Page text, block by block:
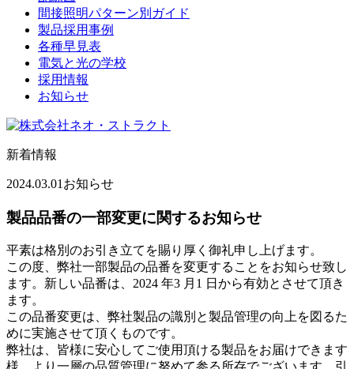
間接照明パターン別ガイド
製品採用事例
各種早見表
電気と光の学校
採用情報
お知らせ
新着情報
2024.03.01 お知らせ
製品品番の一部変更に関するお知らせ
平素は格別のお引き立てを賜り厚く御礼申し上げます。
この度、弊社一部製品の品番を変更することをお知らせ致し
ます。新しい品番は、2024 年3 月1 日から有効とさせて頂き
ます。
この品番変更は、弊社製品の識別と製品管理の向上を図るた
めに実施させて頂くものです。
弊社は、皆様に安心してご使用頂ける製品をお届けできます